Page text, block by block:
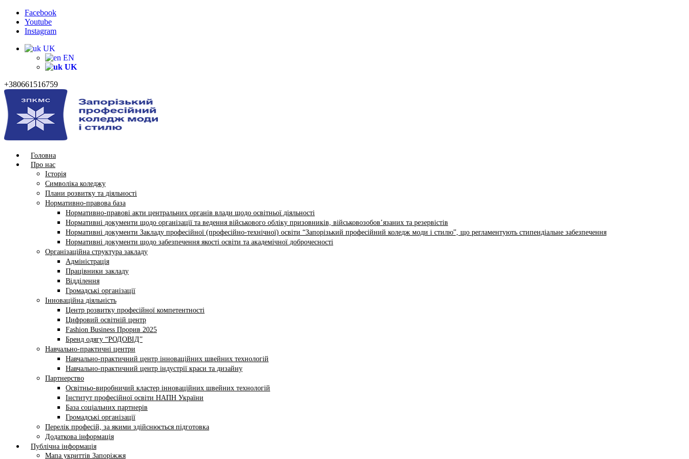
Facebook
Youtube
Instagram
UK
EN
UK
+380661516759
Головна
Про нас
Історія
Символіка коледжу
Плани розвитку та діяльності
Нормативно-правова база
Нормативно-правові акти центральних органів влади щодо освітньої діяльності
Нормативні документи щодо організації та ведення військового обліку призовників, військовозобов’язаних та резервістів
Нормативні документи Закладу професійної (професійно-технічної) освіти “Запорізький професійний коледж моди і стилю”, що регламентують стипендіальне забезпечення
Нормативні документи щодо забезпечення якості освіти та академічної доброчесності
Організаційна структура закладу
Адміністрація
Працівники закладу
Відділення
Громадські організації
Інноваційна діяльність
Центр розвитку професійної компетентності
Цифровий освітній центр
Fashion Business Прорив 2025
Бренд одягу “РОДОВІД”
Навчально-практичні центри
Навчально-практичний центр інноваційних швейних технологій
Навчально-практичний центр індустрії краси та дизайну
Партнерство
Освітньо-виробничий кластер інноваційних швейних технологій
Інститут професійної освіти НАПН України
База соціальних партнерів
Громадські організації
Перелік професій, за якими здійснюється підготовка
Додаткова інформація
Публічна інформація
Мапа укриттів Запоріжжя